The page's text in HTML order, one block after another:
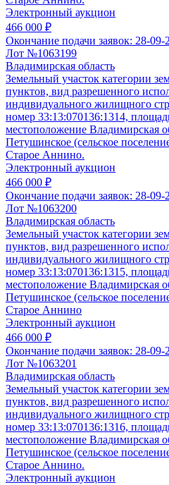
Электронный аукцион
466 000 ₽
Окончание подачи заявок: 28-09-
Лот №1063199
Владимирская область
Земельный участок категории
пунктов, вид разрешенного
индивидуального жилищного
номер 33:13:070136:1314,
местоположение
Петушинское (сельское
Старое Аннино.
Электронный аукцион
466 000 ₽
Окончание подачи заявок: 28-09-
Лот №1063200
Владимирская область
Земельный участок категории
пунктов, вид разрешенного
индивидуального жилищного
номер 33:13:070136:1315,
местоположение
Петушинское (сельское
Старое Аннино
Электронный аукцион
466 000 ₽
Окончание подачи заявок: 28-09-
Лот №1063201
Владимирская область
Земельный участок категории
пунктов, вид разрешенного
индивидуального жилищного
номер 33:13:070136:1316,
местоположение
Петушинское (сельское
Старое Аннино.
Электронный аукцион